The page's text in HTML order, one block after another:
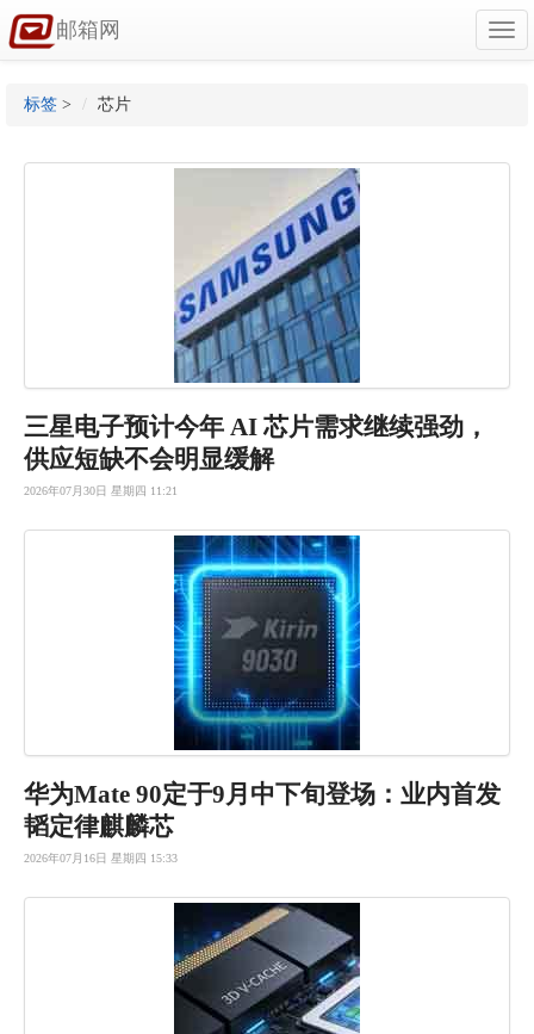
邮箱网
标签 > 芯片
三星电子预计今年 AI 芯片需求继续强劲，
供应短缺不会明显缓解
2026年07月30日 星期四 11:21
华为Mate 90定于9月中下旬登场：业内首发
韬定律麒麟芯
2026年07月16日 星期四 15:33